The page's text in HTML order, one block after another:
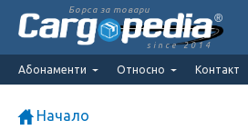
Борса за товари
since 2014
Абонаменти Относно Контакт
Начало